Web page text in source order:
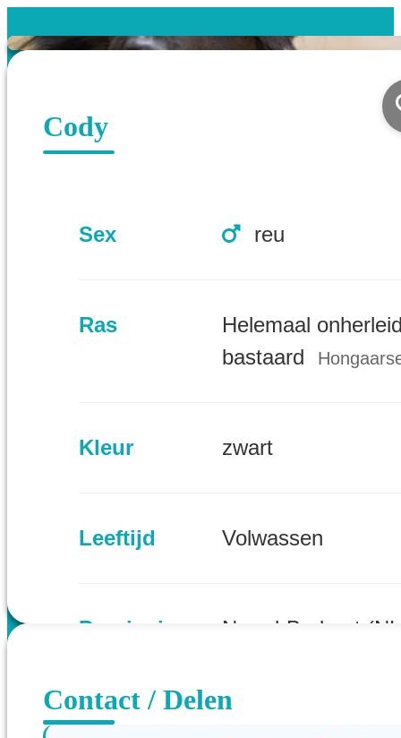
Cody
Sex reu
Ras
Helemaal
bastaard
Kleur zwart
Leeftijd Volwassen
Provincie Noord-Brabant
Contact / Delen